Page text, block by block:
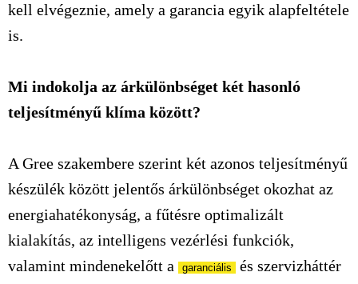
kell elvégeznie, amely a garancia egyik alapfeltétele
is.
Mi indokolja az árkülönbséget két hasonló
teljesítményű klíma között?
A Gree szakembere szerint két azonos teljesítményű
készülék között jelentős árkülönbséget okozhat az
energiahatékonyság, a fűtésre optimalizált
kialakítás, az intelligens vezérlési funkciók,
valamint mindenekelőtt a
garanciális
és szervizháttér